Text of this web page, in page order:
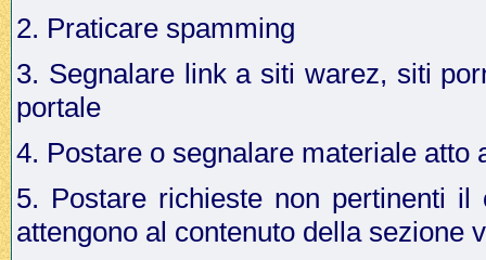
2. Praticare spamming
3. Segnalare link a siti warez, siti
portale
4. Postare o segnalare materiale
5. Postare richieste non pertinenti
attengono al contenuto della sezione